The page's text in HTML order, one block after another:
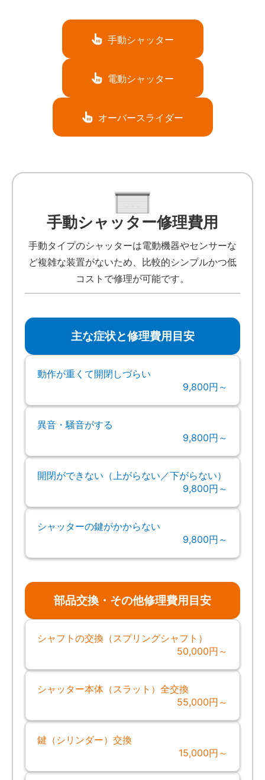
手動シャッター
電動シャッター
オーバースライダー
手動シャッター修理費用
手動タイプのシャッターは電動機器やセンサーな
ど複雑な装置がないため、比較的シンプルかつ低
コストで修理が可能です。
主な症状と修理費用目安
動作が重くて開閉しづらい
9,800円～
異音・騒音がする
9,800円～
開閉ができない（上がらない／下がらない）
9,800円～
シャッターの鍵がかからない
9,800円～
部品交換・その他修理費用目安
シャフトの交換（スプリングシャフト）
50,000円～
シャッター本体（スラット）全交換
55,000円～
鍵（シリンダー）交換
15,000円～